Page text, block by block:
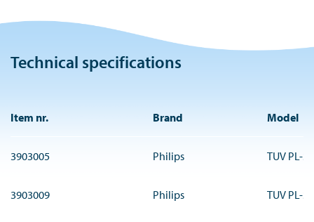
Technical specifications
Item nr. Brand Model
3903005 Philips TUV PL-S
3903009 Philips TUV PL-S